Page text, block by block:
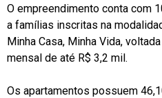
O empreendimento conta com
a famílias inscritas na
Minha Casa, Minha Vida,
mensal de até R$ 3,2 mil.
Os apartamentos possuem